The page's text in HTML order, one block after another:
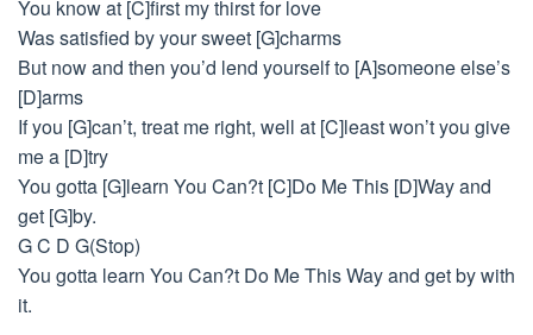
You know at [C]first my thirst for love
Was satisfied by your sweet [G]charms
But now and then you’d lend yourself to [A]someone else’s
[D]arms
If you [G]can’t, treat me right, well at [C]least won’t you give
me a [D]try
You gotta [G]learn You Can?t [C]Do Me This [D]Way and
get [G]by.
G C D G(Stop)
You gotta learn You Can?t Do Me This Way and get by with
it.